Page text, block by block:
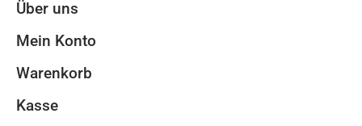
Über uns
Mein Konto
Warenkorb
Kasse